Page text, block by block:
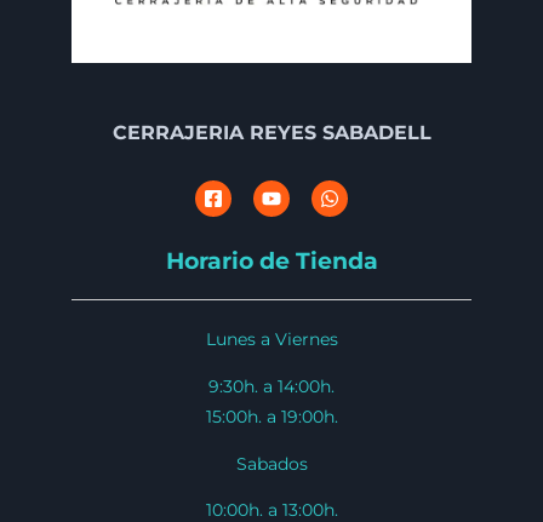
CERRAJERIA REYES SABADELL
Horario de Tienda
Lunes a Viernes
9:30h. a 14:00h.
15:00h. a 19:00h.
Sabados
10:00h. a 13:00h.